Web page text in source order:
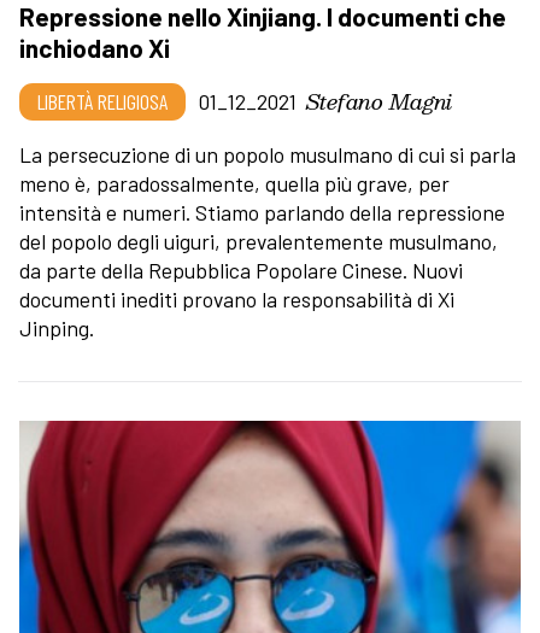
Repressione nello Xinjiang. I documenti che
inchiodano Xi
LIBERTÀ RELIGIOSA 01_12_2021 Stefano Magni
La persecuzione di un popolo musulmano di cui si parla
meno è, paradossalmente, quella più grave, per
intensità e numeri. Stiamo parlando della repressione
del popolo degli uiguri, prevalentemente musulmano,
da parte della Repubblica Popolare Cinese. Nuovi
documenti inediti provano la responsabilità di Xi
Jinping.